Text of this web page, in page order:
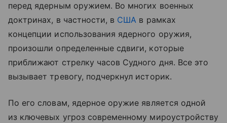
перед ядерным оружием. Во многих военных
доктринах, в частности, в США в рамках
концепции использования ядерного оружия,
произошли определенные сдвиги, которые
приближают стрелку часов Судного дня. Все это
вызывает тревогу, подчеркнул историк.
По его словам, ядерное оружие является одной
из ключевых угроз современному мироустройству